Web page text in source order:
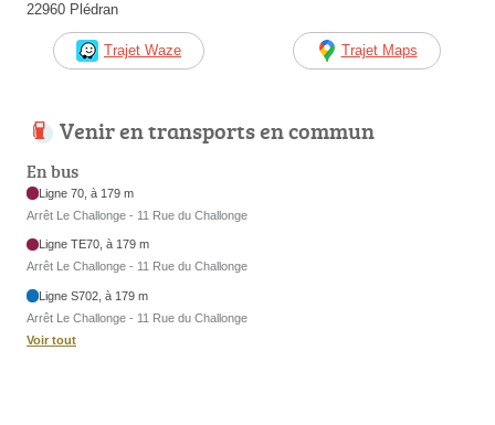
22960 Plédran
Trajet Waze Trajet Maps
Venir en transports en commun
En bus
Ligne 70, à 179 m
Arrêt Le Challonge - 11 Rue du Challonge
Ligne TE70, à 179 m
Arrêt Le Challonge - 11 Rue du Challonge
Ligne S702, à 179 m
Arrêt Le Challonge - 11 Rue du Challonge
Voir tout